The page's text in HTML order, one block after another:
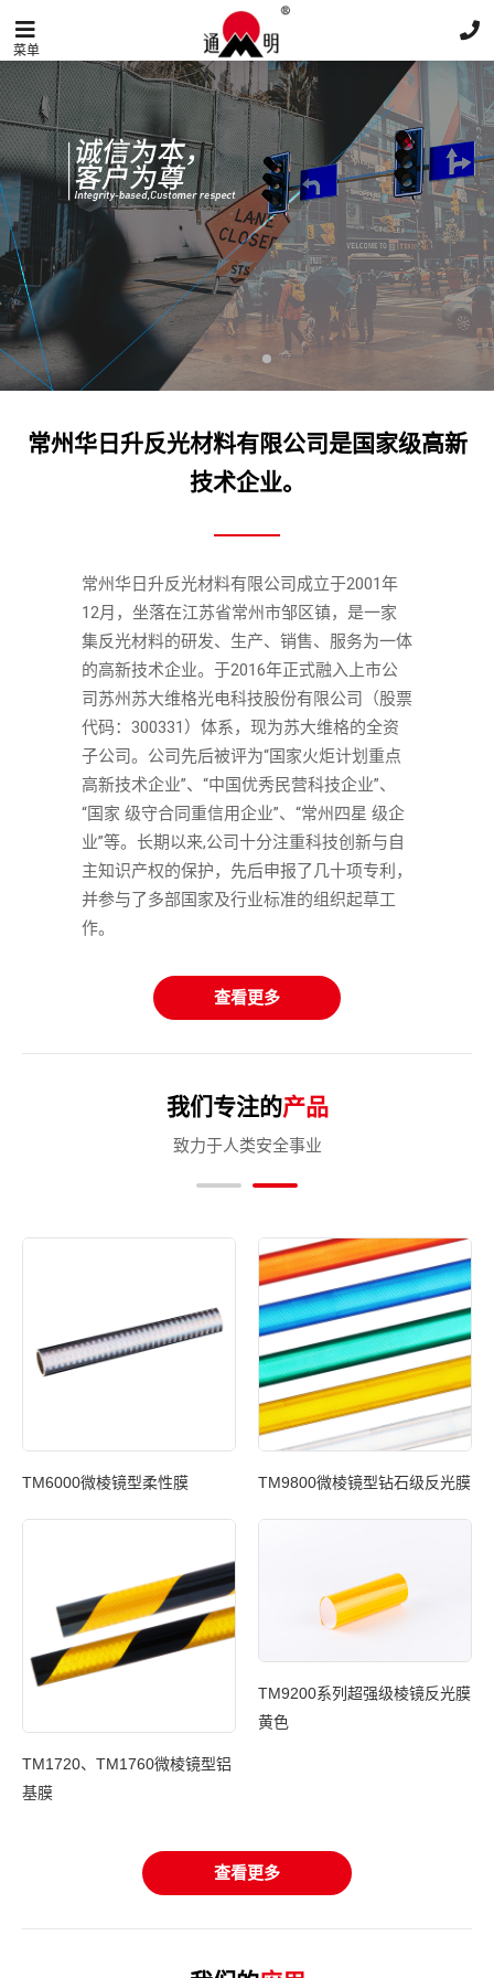
菜单
常州华日升反光材料有限公司是国家级高新
技术企业。
常州华日升反光材料有限公司成立于2001年
12月，坐落在江苏省常州市邹区镇，是一家
集反光材料的研发、生产、销售、服务为一体
的高新技术企业。于2016年正式融入上市公
司苏州苏大维格光电科技股份有限公司（股票
代码：300331）体系，现为苏大维格的全资
子公司。公司先后被评为“国家火炬计划重点
高新技术企业”、“中国优秀民营科技企业”、
“国家 级守合同重信用企业”、“常州四星 级企
业”等。长期以来,公司十分注重科技创新与自
主知识产权的保护，先后申报了几十项专利，
并参与了多部国家及行业标准的组织起草工
作。
查看更多
我们专注的产品
致力于人类安全事业
TM6000微棱镜型柔性膜 TM9800微棱镜型钻石级反光膜
TM1720、TM1760微棱镜型铝
基膜
TM9200系列超强级棱镜反光膜
黄色
查看更多